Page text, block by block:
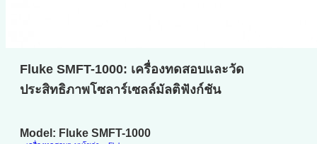
Fluke SMFT-1000: เครื่องทดสอบและวัด
ประสิทธิภาพโซลาร์เซลล์มัลติฟังก์ชัน
Model: Fluke SMFT-1000